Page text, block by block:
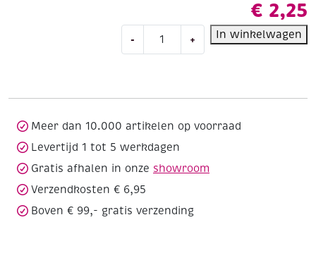
€ 2,25
-
tafelkleed
cm
aantal
+ In winkelwagen
Meer dan 10.000 artikelen op voorraad
Levertijd 1 tot 5 werkdagen
Gratis afhalen in onze showroom
Verzendkosten € 6,95
Boven € 99,- gratis verzending